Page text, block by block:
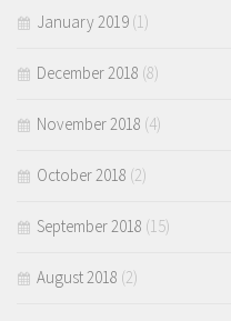
January 2019 (1)
December 2018 (8)
November 2018 (4)
October 2018 (2)
September 2018 (15)
August 2018 (2)